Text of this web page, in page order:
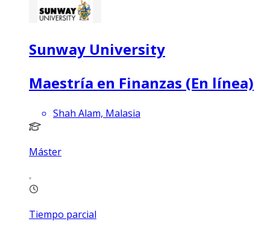
Sunway University
Maestría en Finanzas (En línea)
Shah Alam, Malasia
Máster
Tiempo parcial